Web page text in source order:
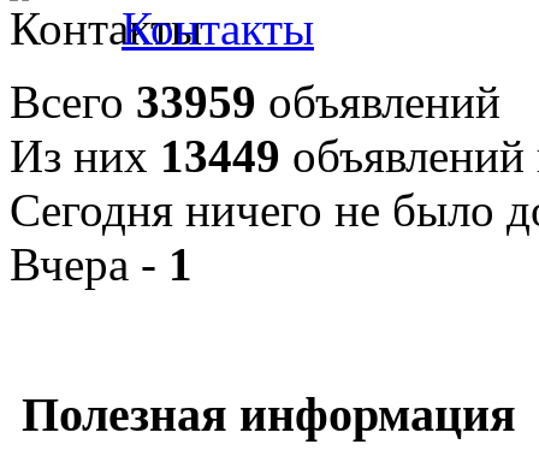
Контакты
Всего 33959 объявлений
Из них 13449
Сегодня ничего не было
Вчера - 1
Полезная информация